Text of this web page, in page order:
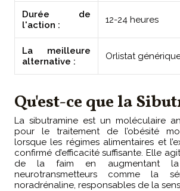
Durée de
l'action :
12-24 heures
La meilleure
alternative :
Orlistat
Qu'est-ce que la
La sibutramine est un moléculaire
pour le traitement de l’obésité
lorsque les régimes alimentaires et
confirmé d’efficacité suffisante. Elle
de la faim en augmentant
neurotransmetteurs comme la
noradrénaline, responsables de la